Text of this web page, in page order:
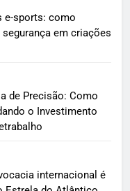
e-sports: como
em criações
de Precisão: Como
o Investimento
internacional é